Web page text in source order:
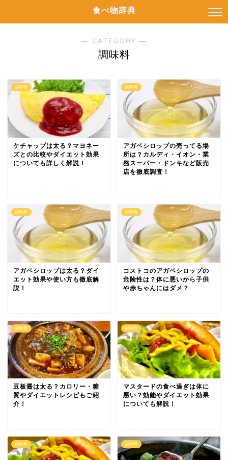
食べ物辞典
― CATEGORY ―
調味料
調味料
ケチャップは太る？マヨネー
ズとの比較やダイエット効果
についても詳しく解説！
調味料
アガベシロップの売ってる場
所は？カルディ・イオン・業
務スーパー・ドンキなど販売
店を徹底調査！
調味料
アガベシロップは太る？ダイ
エット効果や使い方も徹底解
説！
調味料
コストコのアガベシロップの
危険性は？体に悪いから子供
や赤ちゃんにはダメ？
調味料
豆板醤は太る？カロリー・糖
質やダイエットレシピもご紹
介！
調味料
マスタードの食べ過ぎは体に
悪い？効能やダイエット効果
についても解説！
調味料 調味料